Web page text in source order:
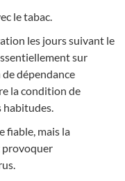
le tabac.
les jours suivant le
sur
dépendance
la condition de
habitudes.
fiable, mais la
provoquer